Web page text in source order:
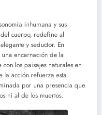
inhumana y sus
cuerpo, redefine al
y seductor. En
encarnación de la
los paisajes naturales en
la acción refuerza esta
por una presencia que
ni al de los muertos.